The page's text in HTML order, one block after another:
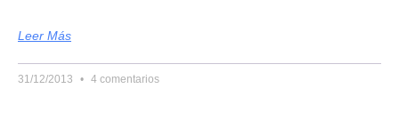
Leer Más
31/12/2013 4 comentarios